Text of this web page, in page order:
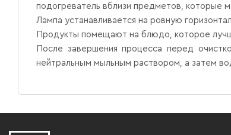
подогреватель вблизи предметов, которые
Лампа устанавливается на ровную
Продукты помещают на блюдо, которое
После завершения процесса перед
нейтральным мыльным раствором, а затем